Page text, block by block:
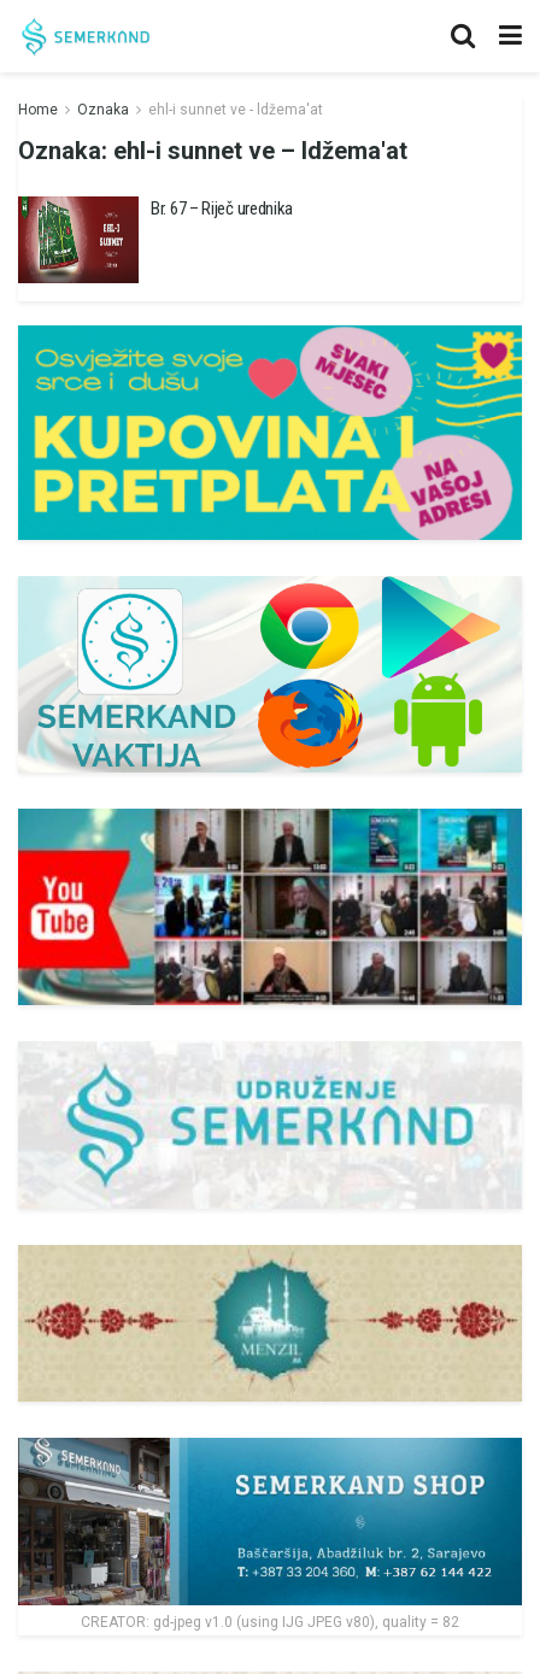
Home Oznaka ehl-i sunnet ve - ldžema'at
Oznaka: ehl-i sunnet ve – ldžema'at
Br. 67 – Riječ urednika
CREATOR: gd-jpeg v1.0 (using IJG JPEG v80), quality = 82